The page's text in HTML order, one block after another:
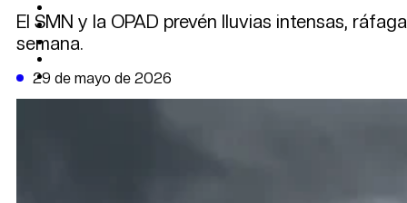
POLÍTICA
CAMBIO CLIMÁTICO
DE LA TRIBUNA TV
El SMN y la OPAD prevén lluvias intensas,
semana.
29 de mayo de 2026